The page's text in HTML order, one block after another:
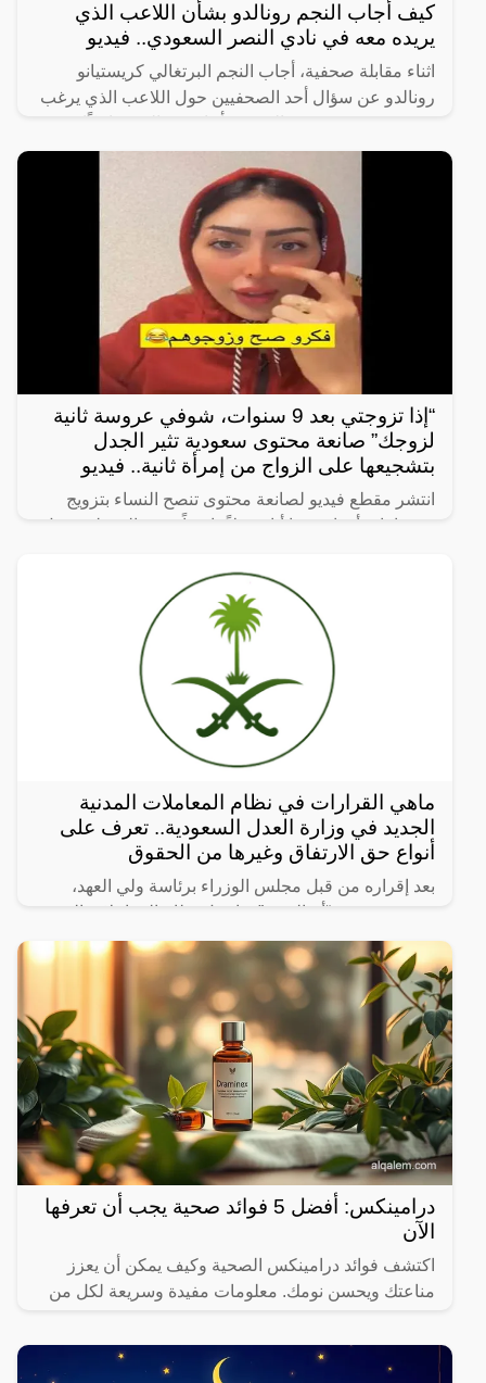
كيف أجاب النجم رونالدو بشأن اللاعب الذي
يريده معه في نادي النصر السعودي.. فيديو
اثناء مقابلة صحفية، أجاب النجم البرتغالي كريستيانو
رونالدو عن سؤال أحد الصحفيين حول اللاعب الذي يرغب
“أختارك أنت،
“إذا تزوجتي بعد 9 سنوات، شوفي عروسة ثانية
لزوجك” صانعة محتوى سعودية تثير الجدل
بتشجيعها على الزواج من إمرأة ثانية.. فيديو
انتشر مقطع فيديو لصانعة محتوى تنصح النساء بتزويج
زوجها بامرأة ثانية، ما أثار جدلاً واسعاً. وفي المقطع، تقول
ماهي القرارات في نظام المعاملات المدنية
الجديد في وزارة العدل السعودية.. تعرف على
أنواع حق الارتفاق وغيرها من الحقوق
بعد إقراره من قبل مجلس الوزراء برئاسة ولي العهد،
نشرت صحيفة “أم القرى” تفاصيل نظام المعاملات المدنية
الجديد في المملكة العربية السعودية، والذي سيتم تطبيقه
بعد
درامينكس: أفضل 5 فوائد صحية يجب أن تعرفها
الآن
اكتشف فوائد درامينكس الصحية وكيف يمكن أن يعزز
مناعتك ويحسن نومك. معلومات مفيدة وسريعة لكل من